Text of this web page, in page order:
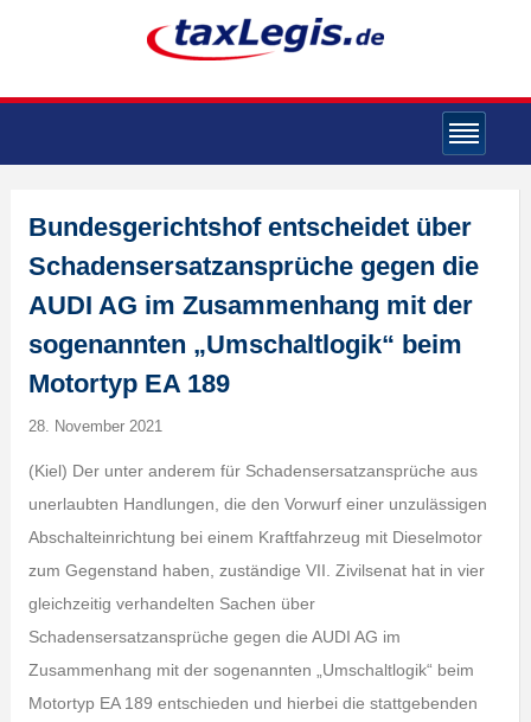
Bundesgerichtshof entscheidet über
Schadensersatzansprüche gegen die
AUDI AG im Zusammenhang mit der
sogenannten „Umschaltlogik“ beim
Motortyp EA 189
28. November 2021
(Kiel) Der unter anderem für Schadensersatzansprüche aus
unerlaubten Handlungen, die den Vorwurf einer unzulässigen
Abschalteinrichtung bei einem Kraftfahrzeug mit Dieselmotor
zum Gegenstand haben, zuständige VII. Zivilsenat hat in vier
gleichzeitig verhandelten Sachen über
Schadensersatzansprüche gegen die AUDI AG im
Zusammenhang mit der sogenannten „Umschaltlogik“ beim
Motortyp EA 189 entschieden und hierbei die stattgebenden